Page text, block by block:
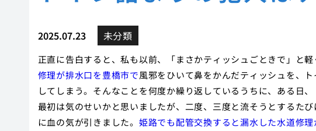
2025.07.23 未分類
正直に告白すると、私も以前、「まさかティッシュごときで」と軽
修理が排水口を豊橋市で風邪をひいて鼻をかんだティッシュを、
してしまう。そんなことを何度か繰り返しているうちに、ある日
最初は気のせいかと思いましたが、二度、三度と流そうとするた
に血の気が引きました。 姫路でも配管交換すると漏水した水道修理